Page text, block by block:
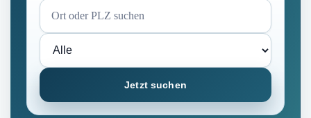
Jetzt suchen